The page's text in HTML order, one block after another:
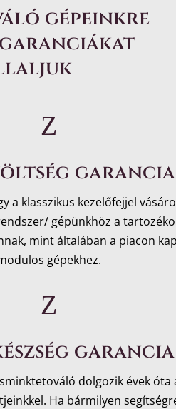
gépeinkre
Z
garancia
a klasszikus kezelőfejjel
gépünkhöz a
mint általában a piacon
gépekhez.
Z
garancia
dolgozik évek óta
Ha bármilyen